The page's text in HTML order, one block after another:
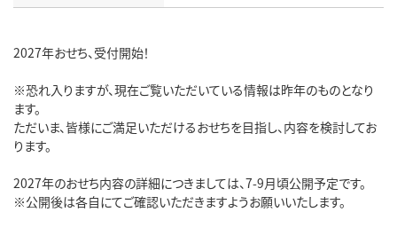
2027年おせち、受付開始！
※恐れ入りますが、現在ご覧いただいている情報は昨年のものとなり
ます。
ただいま、皆様にご満足いただけるおせちを目指し、内容を検討してお
ります。
2027年のおせち内容の詳細につきましては、7-9月頃公開予定です。
※公開後は各自にてご確認いただきますようお願いいたします。